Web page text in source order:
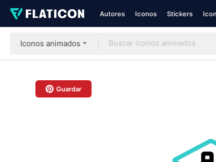
Autores Iconos Stickers
Iconos animados
Guardar